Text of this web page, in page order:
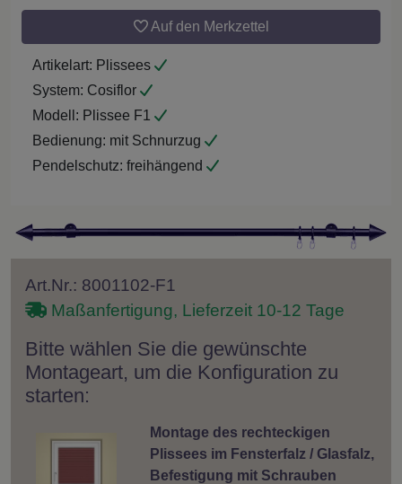
Auf den Merkzettel
Artikelart: Plissees
System: Cosiflor
Modell: Plissee F1
Bedienung: mit Schnurzug
Pendelschutz: freihängend
Art.Nr.: 8001102-F1
Maßanfertigung, Lieferzeit 10-12 Tage
Bitte wählen Sie die gewünschte
Montageart, um die Konfiguration zu
starten:
Montage des rechteckigen
Plissees im Fensterfalz / Glasfalz,
Befestigung mit Schrauben